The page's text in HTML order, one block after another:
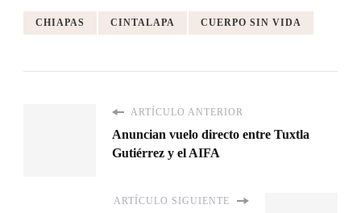
CHIAPAS CINTALAPA CUERPO SIN VIDA
ARTÍCULO ANTERIOR
Anuncian vuelo directo entre Tuxtla
Gutiérrez y el AIFA
ARTÍCULO SIGUIENTE